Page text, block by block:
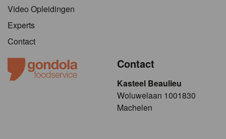
Video Opleidingen
Experts
Contact
Contact
Kasteel Beaulieu
​​​Woluwelaan 1001830
Machelen